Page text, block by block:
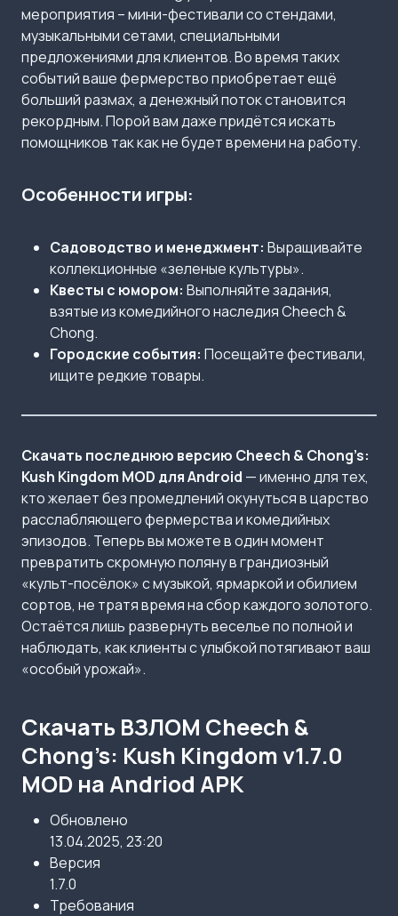
мероприятия – мини-фестивали со стендами,
музыкальными сетами, специальными
предложениями для клиентов. Во время таких
событий ваше фермерство приобретает ещё
больший размах, а денежный поток становится
рекордным. Порой вам даже придётся искать
помощников так как не будет времени на работу.
Особенности игры:
Садоводство и менеджмент: Выращивайте
коллекционные «зеленые культуры».
Квесты с юмором: Выполняйте задания,
взятые из комедийного наследия Cheech &
Chong.
Городские события: Посещайте фестивали,
ищите редкие товары.
Скачать последнюю версию Cheech & Chong’s:
Kush Kingdom MOD для Android — именно для тех,
кто желает без промедлений окунуться в царство
расслабляющего фермерства и комедийных
эпизодов. Теперь вы можете в один момент
превратить скромную поляну в грандиозный
«культ-посёлок» с музыкой, ярмаркой и обилием
сортов, не тратя время на сбор каждого золотого.
Остаётся лишь развернуть веселье по полной и
наблюдать, как клиенты с улыбкой потягивают ваш
«особый урожай».
Скачать ВЗЛОМ Cheech &
Chong’s: Kush Kingdom v1.7.0
MOD на Andriod APK
Обновлено
13.04.2025, 23:20
Версия
1.7.0
Требования